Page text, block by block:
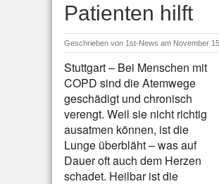
Patienten hilft
Geschrieben von 1st-News am November
Stuttgart – Bei Menschen mit
COPD sind die Atemwege
geschädigt und chronisch
verengt. Weil sie nicht richtig
ausatmen können, ist die
Lunge überbläht – was auf
Dauer oft auch dem Herzen
schadet. Heilbar ist die